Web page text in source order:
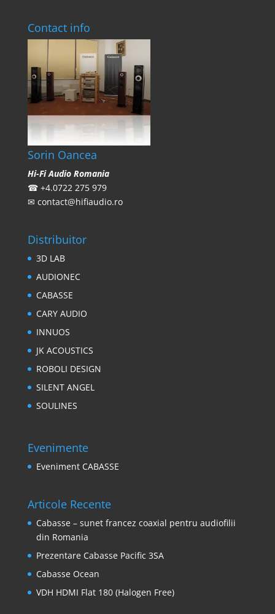
Contact info
Sorin Oancea
Hi-Fi Audio Romania
☎ +4.0722 275 979
✉ contact@hifiaudio.ro
Distribuitor
3D LAB
AUDIONEC
CABASSE
CARY AUDIO
INNUOS
JK ACOUSTICS
ROBOLI DESIGN
SILENT ANGEL
SOULINES
Evenimente
Eveniment CABASSE
Articole Recente
Cabasse – sunet francez coaxial pentru audiofilii
din Romania
Prezentare Cabasse Pacific 3SA
Cabasse Ocean
VDH HDMI Flat 180 (Halogen Free)